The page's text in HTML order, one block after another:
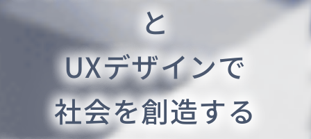
と
UXデザインで
社会を創造する